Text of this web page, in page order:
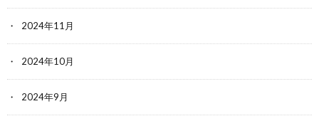
2024年11月
2024年10月
2024年9月